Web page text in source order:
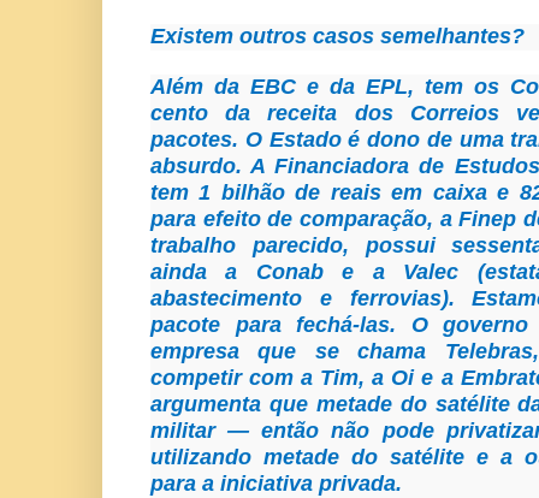
Existem outros casos semelhantes?
Além da EBC e da EPL, tem os
cento da receita dos Correios
pacotes. O Estado é dono de uma
absurdo. A Financiadora de
tem 1 bilhão de reais em caixa e
para efeito de comparação, a Finep
trabalho parecido, possui
ainda a Conab e a Valec
abastecimento e ferrovias).
pacote para fechá-las. O
empresa que se chama
competir com a Tim, a Oi e a
argumenta que metade do satélite
militar — então não pode
utilizando metade do satélite e a
para a iniciativa privada.